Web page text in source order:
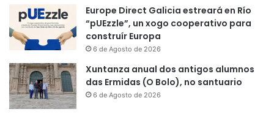
Europe Direct Galicia estreará en Río
“pUEzzle”, un xogo cooperativo para
construír Europa
6 de Agosto de 2026
Xuntanza anual dos antigos alumnos
das Ermidas (O Bolo), no santuario
6 de Agosto de 2026